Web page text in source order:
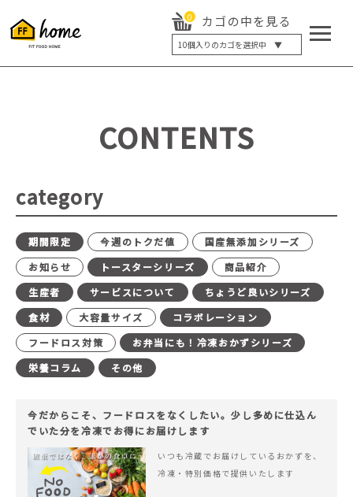
0 カゴの中を見る
10個入りのカゴを選択中 ▼
5個入り
20個入り
最大12%OFF
CONTENTS
category
期間限定 今週のトクだ値
国産無添加シリーズ
お知らせ
トースターシリーズ
商品紹介
生産者
サービスについて
ちょうど良いシリーズ
食材
大容量サイズ
コラボレーション
フードロス対策
お弁当にも！冷凍おかずシリーズ
栄養コラム
その他
今だからこそ、フードロスをなくしたい。少し多めに仕込ん
でいた分を冷凍でお得にお届けします
いつも冷蔵でお届けしているおかずを、
冷凍・特別価格で提供いたします